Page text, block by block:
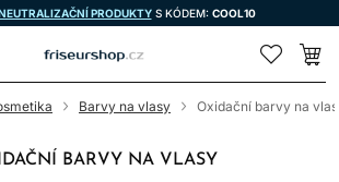
PRODUKTYS KÓDEM: COOL10
LOMAX
Barvy na vlasy Oxidační barvy na
BARVY NA VLASY